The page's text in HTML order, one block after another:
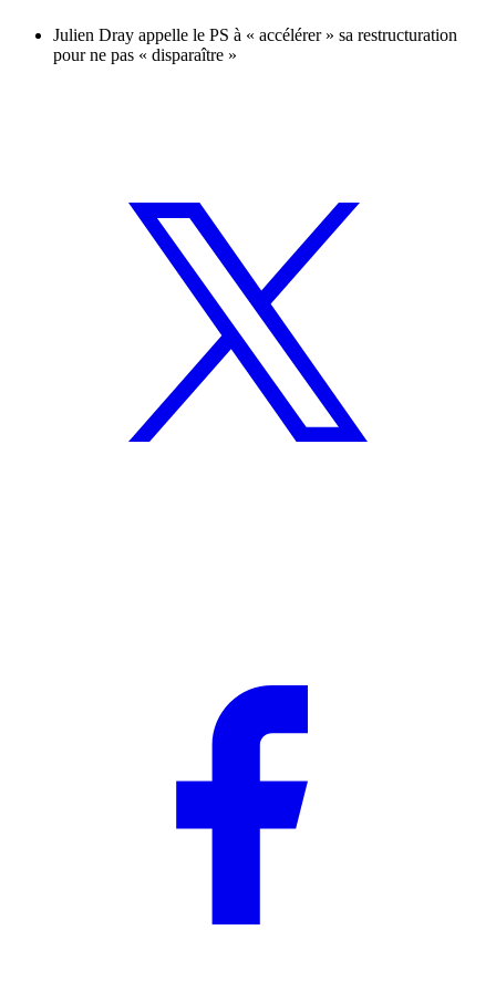
Julien Dray appelle le PS à « accélérer » sa restructuration
pour ne pas « disparaître »